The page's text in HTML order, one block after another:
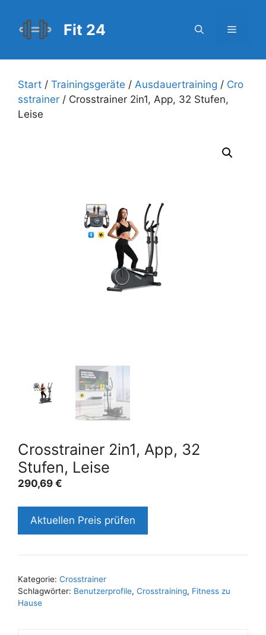
Inhalt
springen
Fit 24 Menü
Start / Trainingsgeräte / Ausdauertraining / Cro
sstrainer / Crosstrainer 2in1, App, 32 Stufen,
Leise
Crosstrainer 2in1, App, 32
Stufen, Leise
290,69 €
Aktuellen Preis prüfen
Kategorie: Crosstrainer
Schlagwörter: Benutzerprofile, Crosstraining, Fitness zu
Hause